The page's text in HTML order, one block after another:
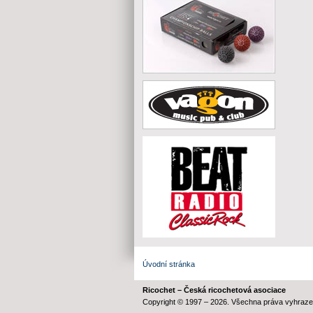
Úvodní stránka
Ricochet – Česká ricochetová asociace
Copyright © 1997 – 2026. Všechna práva